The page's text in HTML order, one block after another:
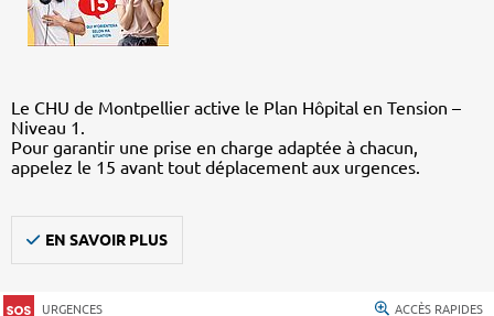
Le CHU de Montpellier active le Plan Hôpital en Tension –
Niveau 1.
Pour garantir une prise en charge adaptée à chacun,
appelez le 15 avant tout déplacement aux urgences.
EN SAVOIR PLUS
URGENCES ACCÈS RAPIDES